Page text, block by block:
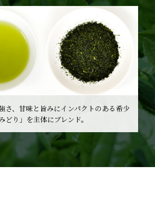
さ、甘味と旨みにインパクトのある希少
どり」を主体にブレンド。